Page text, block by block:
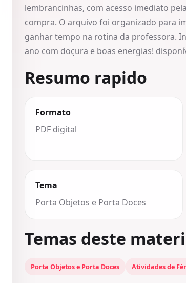
lembrancinhas, com acesso imediato
compra. O arquivo foi organizado para
ganhar tempo na rotina da professora.
ano com doçura e boas energias!
Resumo rapido
Formato
PDF digital
Tema
Porta Objetos e Porta Doces
Temas deste
Porta Objetos e Porta Doces Atividades de